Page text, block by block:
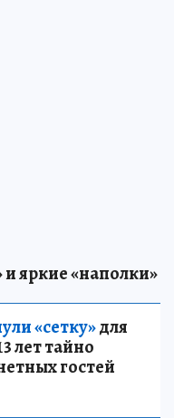
яркие «наполки»
«сетку»для
лет тайно
гостей